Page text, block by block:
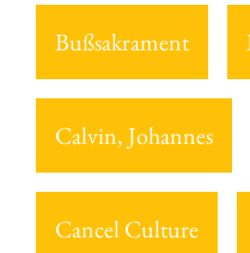
Bußsakrament
Calvin, Johannes
Cancel Culture